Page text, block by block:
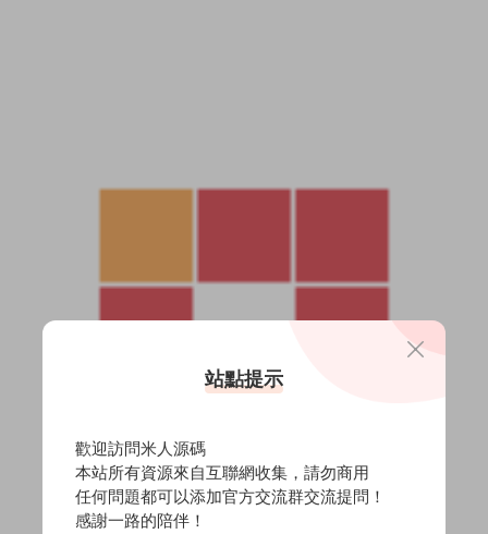
站點提示
歡迎訪問米人源碼
本站所有資源來自互聯網收集，請勿商用
任何問題都可以添加官方交流群交流提問！
感謝一路的陪伴！